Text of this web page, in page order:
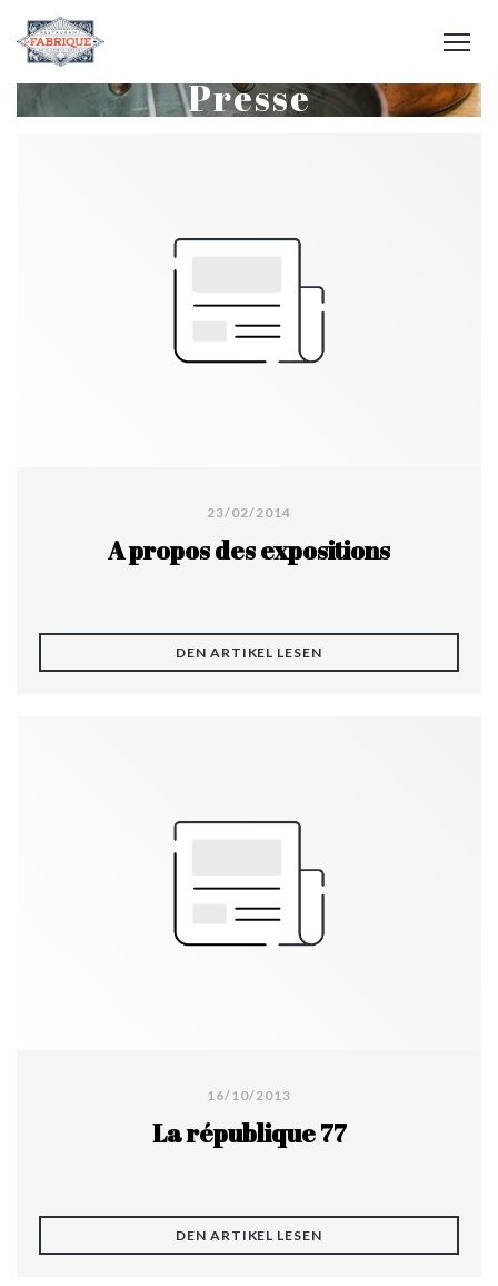
Presse
23/02/2014
A propos des expositions
DEN ARTIKEL LESEN((ÖFFNET EIN NEUES
16/10/2013
La république 77
DEN ARTIKEL LESEN((ÖFFNET EIN NEUES